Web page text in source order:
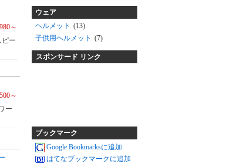
～
ー
～
ー
ウェア
ヘルメット (13)
子供用ヘルメット (7)
スポンサード リンク
ブックマーク
Google Bookmarksに追加
はてなブックマークに追加